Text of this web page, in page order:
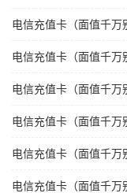
电信充值卡（面值千
电信充值卡（面值千
电信充值卡（面值千
电信充值卡（面值千
电信充值卡（面值千万
电信充值卡（面值千